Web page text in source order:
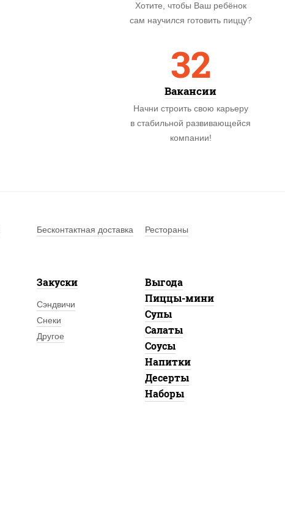
Хотите, чтобы Ваш ребёнок
сам научился готовить пиццу?
32
Вакансии
Начни строить свою карьеру
в стабильной развивающейся
компании!
Бесконтактная доставка
Рестораны
Закуски
Сэндвичи
Снеки
Другое
Выгода
Пиццы-мини
Супы
Салаты
Соусы
Напитки
Десерты
Наборы